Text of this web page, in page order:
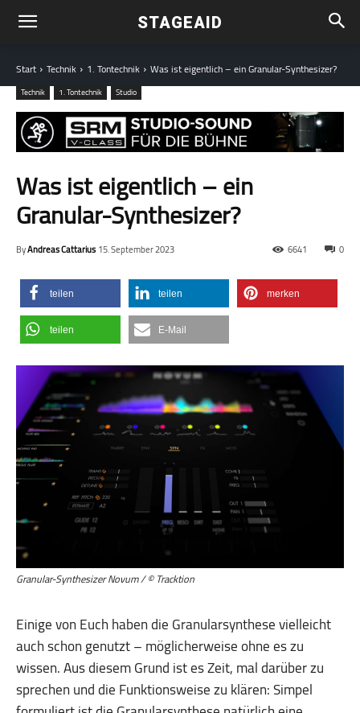
STAGEAID
Start Technik 1. Tontechnik Was ist eigentlich – ein Granular-Synthesizer?
Technik 1. Tontechnik Studio
Was ist eigentlich – ein
Granular-Synthesizer?
ByAndreas Cattarius 15. September 2023 0
6641
teilen teilen merken
teilen E-Mail
Granular-Synthesizer Novum / © Tracktion
Einige von Euch haben die Granularsynthese vielleicht
auch schon genutzt – möglicherweise ohne es zu
wissen. Aus diesem Grund ist es Zeit, mal darüber zu
sprechen und die Funktionsweise zu klären: Simpel